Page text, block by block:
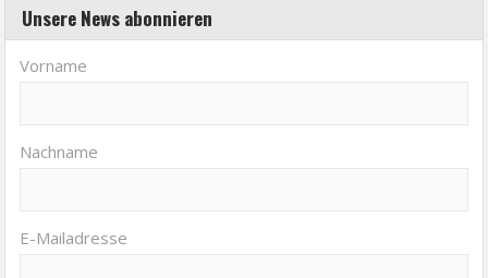
Unsere News abonnieren
Vorname
Nachname
E-Mailadresse